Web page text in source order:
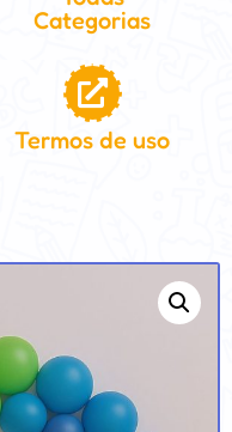
Categorias
Termos de uso